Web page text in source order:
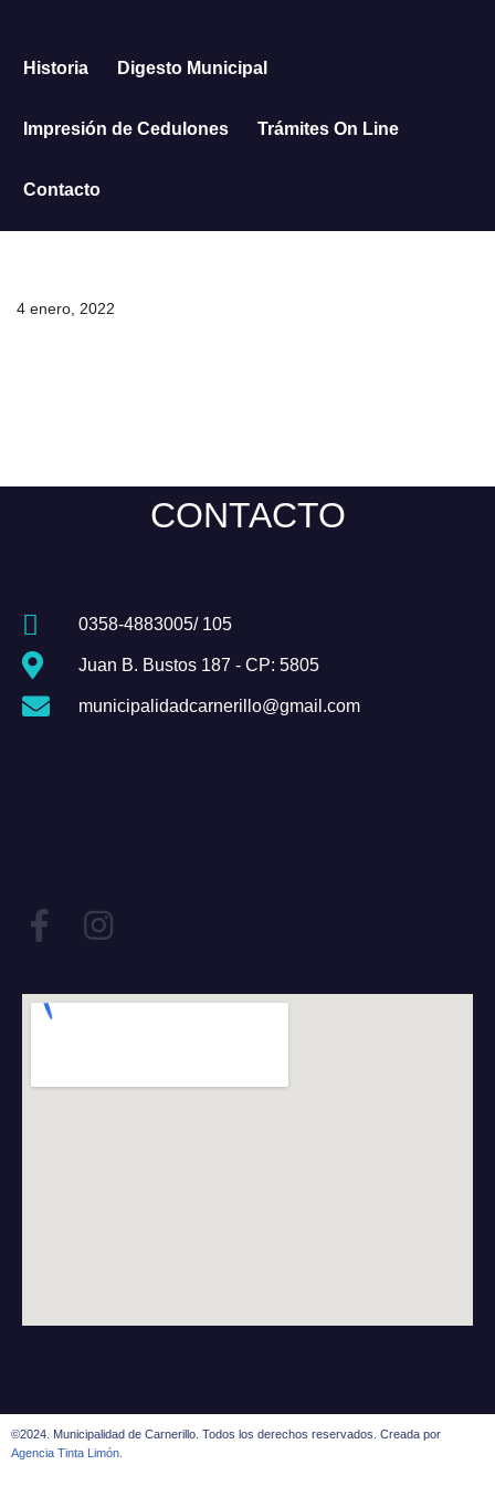
Saltar
Historia Digesto Municipal
Impresión de Cedulones Trámites On Line
Contacto
4 enero, 2022
CONTACTO
0358-4883005/ 105
Juan B. Bustos 187 - CP: 5805
municipalidadcarnerillo@gmail.com
©2024. Municipalidad de Carnerillo. Todos los derechos reservados. Creada por
Agencia Tinta Limón.